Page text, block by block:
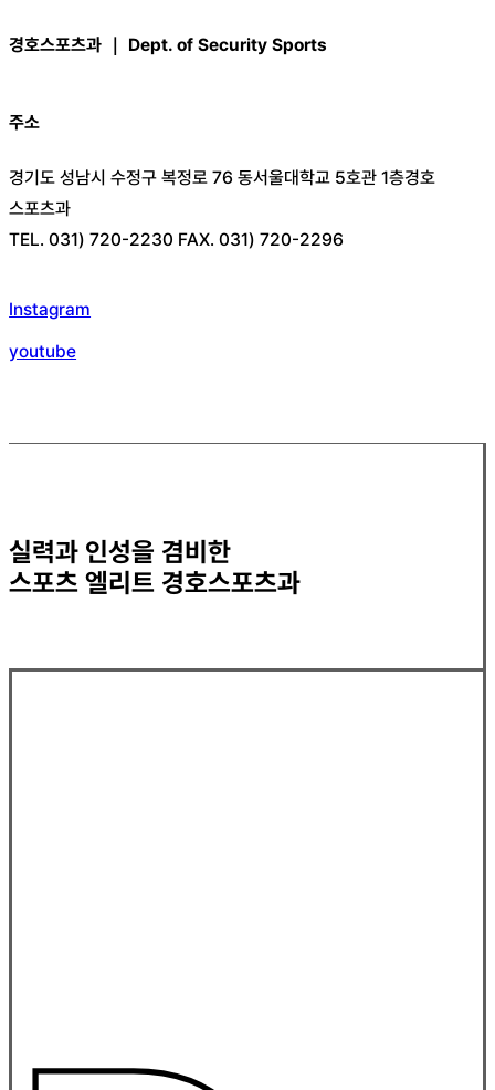
경호스포츠과 ｜ Dept. of Security Sports
주소
경기도 성남시 수정구 복정로 76 동서울대학교 5호관 1층경호
스포츠과
TEL. 031) 720-2230 FAX. 031) 720-2296
Instagram
youtube
실력과 인성을 겸비한
스포츠 엘리트 경호스포츠과